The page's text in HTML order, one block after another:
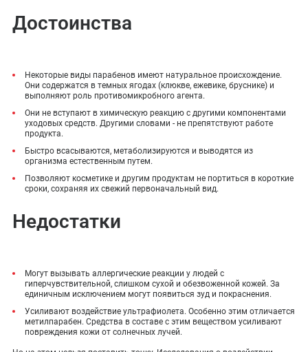
Достоинства
Некоторые виды парабенов имеют натуральное происхождение.
Они содержатся в темных ягодах (клюкве, ежевике, бруснике) и
выполняют роль противомикробного агента.
Они не вступают в химическую реакцию с другими компонентами
уходовых средств. Другими словами - не препятствуют работе
продукта.
Быстро всасываются, метаболизируются и выводятся из
организма естественным путем.
Позволяют косметике и другим продуктам не портиться в короткие
сроки, сохраняя их свежий первоначальный вид.
Недостатки
Могут вызывать аллергические реакции у людей с
гиперчувствительной, слишком сухой и обезвоженной кожей. За
единичным исключением могут появиться зуд и покраснения.
Усиливают воздействие ультрафиолета. Особенно этим отличается
метилпарабен. Средства в составе с этим веществом усиливают
повреждения кожи от солнечных лучей.